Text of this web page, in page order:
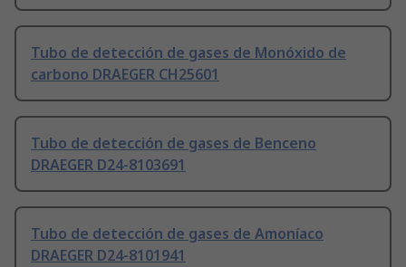
Tubo de detección de gases de Monóxido de
carbono DRAEGER CH25601
Tubo de detección de gases de Benceno
DRAEGER D24-8103691
Tubo de detección de gases de Amoníaco
DRAEGER D24-8101941